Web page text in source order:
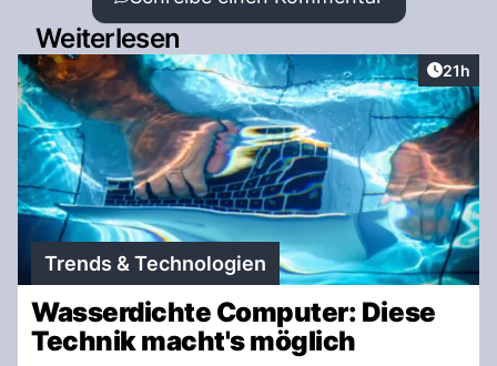
Weiterlesen
Artikel
21h
Trends & Technologien
Wasserdichte Computer: Diese
Technik macht's möglich